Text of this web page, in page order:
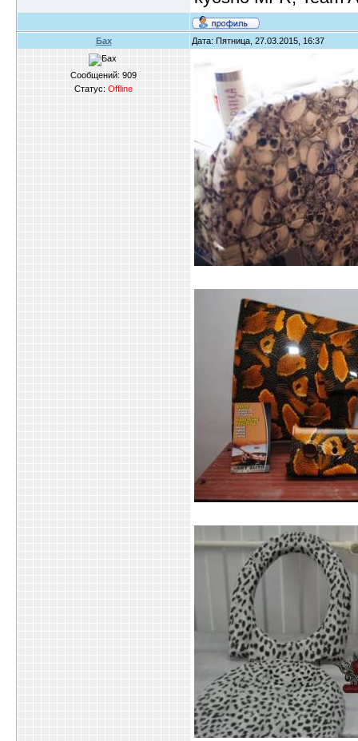
Бах Дата: Пятница, 27.03.2015, 16:37
Сообщений: 909
Статус: Offline